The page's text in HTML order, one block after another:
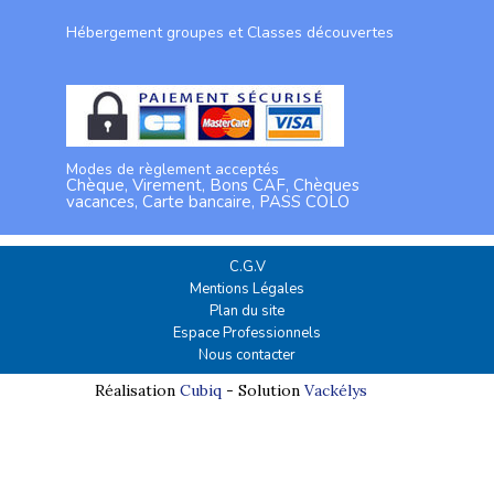
Hébergement groupes et Classes découvertes
Modes de règlement acceptés
Chèque, Virement, Bons CAF, Chèques
vacances, Carte bancaire, PASS COLO
C.G.V
Mentions Légales
Plan du site
Espace Professionnels
Nous contacter
Réalisation Cubiq- Solution Vackélys